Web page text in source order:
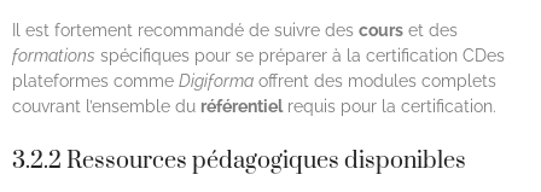
Il est fortement recommandé de suivre des cours et des
formations spécifiques pour se préparer à la certification CDes
plateformes comme Digiforma offrent des modules complets
couvrant l’ensemble du référentielrequis pour la certification.
3.2.2 Ressources pédagogiques disponibles